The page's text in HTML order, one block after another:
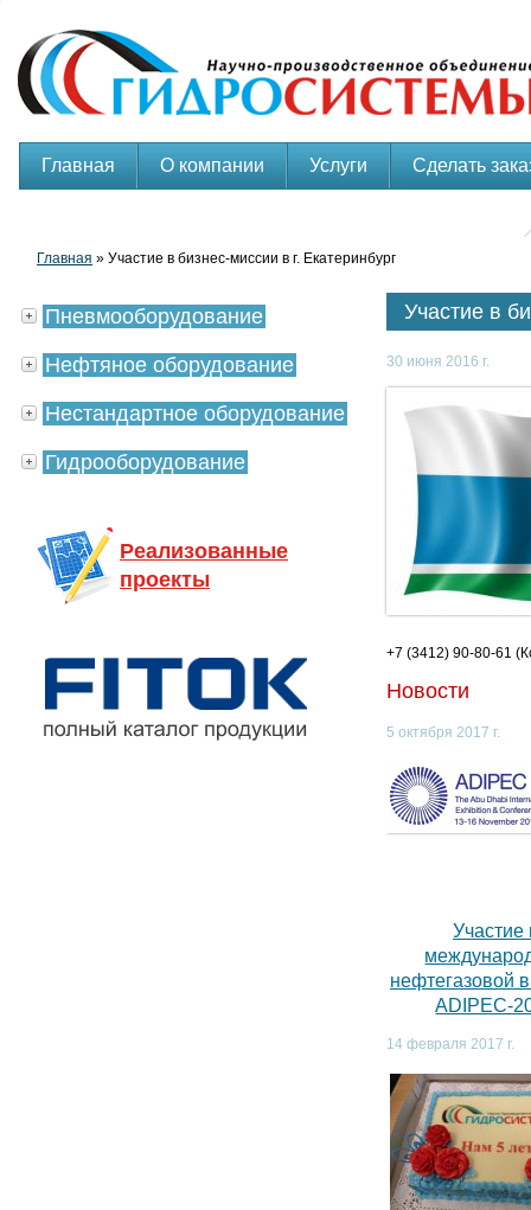
Главная О компании Услуги Сделать
Главная » Участие в бизнес-миссии в г. Екатеринбург
Участие в
30 июня 2016 г.
+7 (3412) 90-80-61
Новости
5 октября 2017 г.
Участие
нефтегазовой
ADIPEC-
14 февраля 2017 г.
Пневмооборудование
Нефтяное оборудование
Нестандартное оборудование
Гидрооборудование
Реализованные
проекты